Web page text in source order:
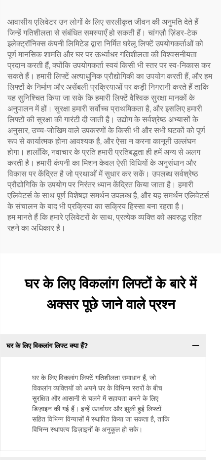
आवासीय एलिवेटर उन लोगों के लिए सरलीकृत जीवन की अनुमति देते हैं
जिन्हें गतिशीलता से संबंधित समस्याएँ हो सकती हैं। चांगज़ौ ज़िंडर-टेक
इलेक्ट्रॉनिक्स कंपनी लिमिटेड द्वारा निर्मित घरेलू लिफ्टें उपयोगकर्ताओं को
पूर्ण मानसिक शामति और घर पर ऊर्ध्वाधर गतिशीलता की विश्वसनीयता
प्रदान करती हैं, क्योंकि उपयोगकर्ता स्वयं किसी भी स्तर पर स्व-निकास कर
सकते हैं। हमारी लिफ्टें अत्याधुनिक प्रौद्योगिकी का उपयोग करती हैं, और हम
लिफ्टों के निर्माण और असेंबली प्रक्रियाओं पर कड़ी निगरानी करते हैं ताकि
यह सुनिश्चित किया जा सके कि हमारी लिफ्टें वैश्विक सुरक्षा मानकों के
अनुपालन में हों। सुरक्षा हमारी सर्वोच्च प्राथमिकता है, और इसलिए हमारी
लिफ्टों की सुरक्षा की गारंटी दी जाती है। उद्योग के सर्वश्रेष्ठ अभ्यासों के
अनुसार, उच्च-जोखिम वाले उपकरणों के किसी भी और सभी घटकों को पूर्ण
रूप से कार्यात्मक होना आवश्यक है, और ऐसा न करना कानूनी उल्लंघन
होगा। हालाँकि, नवाचार के प्रति हमारी प्रतिबद्धता ही हमें अन्य से अलग
करती है। हमारी कंपनी का मिशन केवल ऐसी विधियों के अनुसंधान और
विकास पर केंद्रित है जो प्रथाओं में सुधार कर सकें। उपलब्ध सर्वश्रेष्ठ
प्रौद्योगिकि के उपयोग पर निरंतर ध्यान केंद्रित किया जाता है। हमारी
एलिवेटर्स के साथ पूर्ण विशेषज्ञ समर्थन उपलब्ध है, और यह समर्थन एलिवेटर्स
के संचालन के बाद भी प्रक्रिया का सक्रिय हिस्सा बना रहता है।
हम मानते हैं कि हमारे एलिवेटरों के साथ, प्रत्येक व्यक्ति को अवरुद्ध रहित
रहने का अधिकार है।
घर के लिए विकलांग लिफ्टों के बारे में
अक्सर पूछे जाने वाले प्रश्न
घर के लिए विकलांग लिफ्ट क्या हैं?
घर के लिए विकलांग लिफ्टें गतिशीलता समाधान हैं, जो
विकलांग व्यक्तियों को अपने घर के विभिन्न स्तरों के बीच
सुरक्षित और आसानी से चलने में सहायता करने के लिए
डिज़ाइन की गई हैं। इन्हें ऊर्ध्वाधर और झुकी हुई लिफ्टों
सहित विभिन्न विन्यासों में स्थापित किया जा सकता है, ताकि
विभिन्न स्थापत्य डिज़ाइनों के अनुकूल हो सके।